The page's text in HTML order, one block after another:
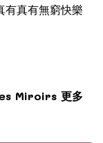
真有無窮快樂
Miroirs 更多